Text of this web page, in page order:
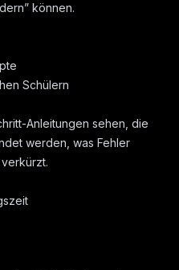
können.
Schülern
Anleitungen sehen, die
werden, was Fehler